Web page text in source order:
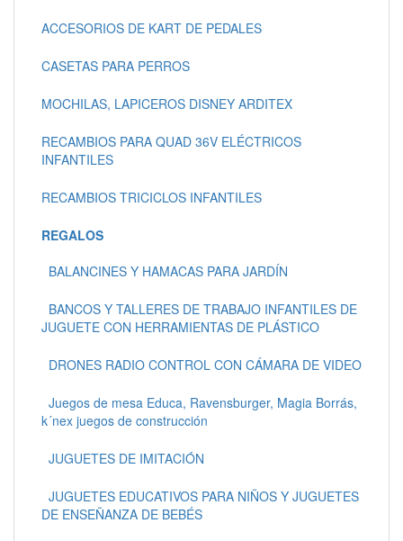
ACCESORIOS DE KART DE PEDALES
CASETAS PARA PERROS
MOCHILAS, LAPICEROS DISNEY ARDITEX
RECAMBIOS PARA QUAD 36V ELÉCTRICOS
INFANTILES
RECAMBIOS TRICICLOS INFANTILES
REGALOS
BALANCINES Y HAMACAS PARA JARDÍN
BANCOS Y TALLERES DE TRABAJO INFANTILES DE
JUGUETE CON HERRAMIENTAS DE PLÁSTICO
DRONES RADIO CONTROL CON CÁMARA DE VIDEO
Juegos de mesa Educa, Ravensburger, Magia Borrás,
k´nex juegos de construcción
JUGUETES DE IMITACIÓN
JUGUETES EDUCATIVOS PARA NIÑOS Y JUGUETES
DE ENSEÑANZA DE BEBÉS